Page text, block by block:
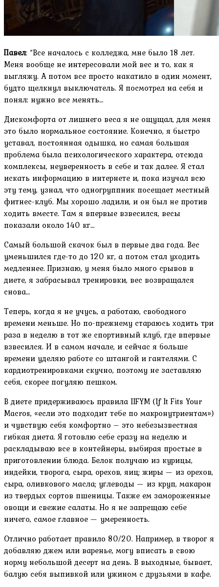
Павел: “Все началось с колледжа, мне было 18 лет.
Меня вообще не интересовали мой вес и то, как я
выгляжу. А потом все просто накатило в один момент,
будто щелкнул выключатель. Я посмотрел на себя и
понял: нужно все менять…
Дискомфорта от лишнего веса я не ощущал, для меня
это было нормальное состояние. Конечно, я быстро
уставал, постоянная одышка, но самая большая
проблема была психологического характера, отсюда
комплексы, неуверенность в себе и так далее. Я стал
искать информацию в интернете и, пока изучал всю
эту тему, узнал, что одногруппник посещает местный
фитнес-клуб. Мы хорошо ладили, и он был не против
ходить вместе. Там я впервые взвесился, весы
показали около 140 кг…
Самый большой скачок был в первые два года. Вес
уменьшился где-то до 120 кг, а потом стал уходить
медленнее. Признаю, у меня было много срывов в
диете, я забрасывал тренировки, вес возвращался
снова…
Теперь, когда я не учусь, а работаю, свободного
времени меньше. Но по-прежнему стараюсь ходить три
раза в неделю в тот же спортивный клуб, где впервые
взвесился. И в самом начале, и сейчас я больше
времени уделяю работе со штангой и гантелями. С
кардиотренировками скучно, поэтому не заставляю
себя, скорее погуляю пешком.
В диете придерживаюсь правила IIFYM (If It Fits Your
Macros, «если это подходит тебе по макронутриентам»)
и чувствую себя комфортно – это небезызвестная
гибкая диета. Я готовлю себе сразу на неделю и
раскладываю все в контейнеры, выбирая простые в
приготовлении блюда. Белок получаю из курицы,
индейки, творога, сыра, орехов, яиц; жиры — из орехов,
сыра, оливкового масла; углеводы — из круп, макарон
из твердых сортов пшеницы. Также ем замороженные
овощи и свежие салаты. Но я не запрещаю себе
ничего, самое главное — умеренность.
Отлично работает правило 80/20. Например, в творог я
добавляю джем или варенье, могу вписать в свою
норму небольшой десерт на день. В выходные, бывает,
балую себя выпивкой или ужином с друзьями в кафе.